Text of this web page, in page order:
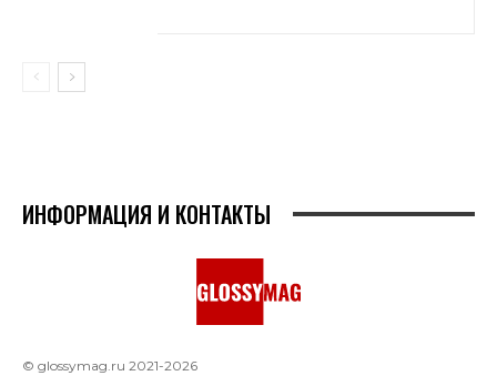
ИНФОРМАЦИЯ И КОНТАКТЫ
© glossymag.ru 2021-2026